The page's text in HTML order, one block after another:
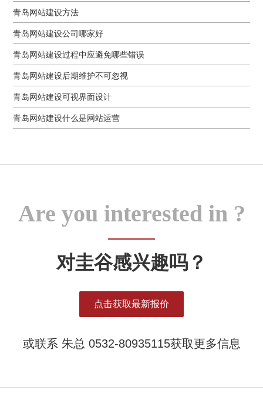
青岛网站建设方法
青岛网站建设公司哪家好
青岛网站建设过程中应避免哪些错误
青岛网站建设后期维护不可忽视
青岛网站建设可视界面设计
青岛网站建设什么是网站运营
Are you interested in ?
对圭谷感兴趣吗？
点击获取最新报价
或联系 朱总 0532-80935115获取更多信息